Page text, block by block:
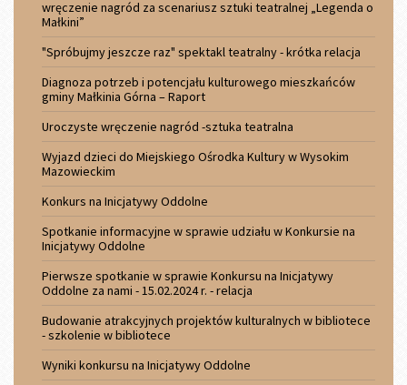
wręczenie nagród za scenariusz sztuki teatralnej „Legenda o
Małkini”
"Spróbujmy jeszcze raz" spektakl teatralny - krótka relacja
Diagnoza potrzeb i potencjału kulturowego mieszkańców
gminy Małkinia Górna – Raport
Uroczyste wręczenie nagród -sztuka teatralna
Wyjazd dzieci do Miejskiego Ośrodka Kultury w Wysokim
Mazowieckim
Konkurs na Inicjatywy Oddolne
Spotkanie informacyjne w sprawie udziału w Konkursie na
Inicjatywy Oddolne
Pierwsze spotkanie w sprawie Konkursu na Inicjatywy
Oddolne za nami - 15.02.2024 r. - relacja
Budowanie atrakcyjnych projektów kulturalnych w bibliotece
- szkolenie w bibliotece
Wyniki konkursu na Inicjatywy Oddolne